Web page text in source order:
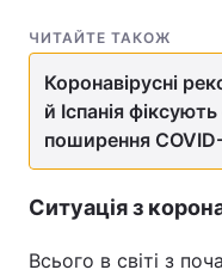
ЧИТАЙТЕ ТАКОЖ
Коронавірусні
й Іспанія
поширення
Ситуація з
Всього в світі з